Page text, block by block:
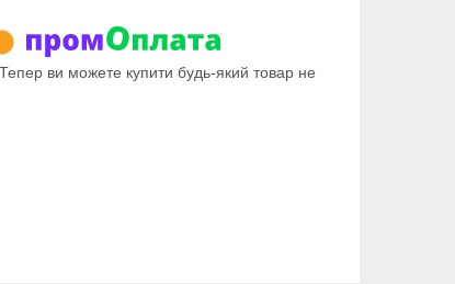
ви можете купити будь-який товар не